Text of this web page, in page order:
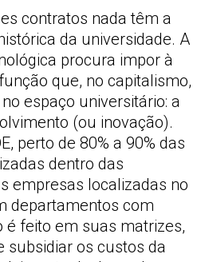
contratos nada têm a
da universidade. A
procura impor à
que, no capitalismo,
espaço universitário: a
(ou inovação).
perto de 80% a 90% das
dentro das
empresas localizadas no
departamentos com
é feito em suas matrizes,
subsidiar os custos da